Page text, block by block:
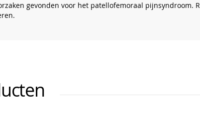
gevonden voor het patellofemoraal